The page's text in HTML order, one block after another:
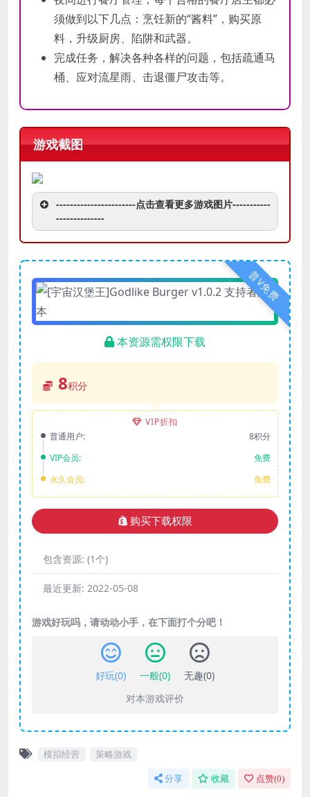
须做到以下几点：烹饪新的“酱料”，购买原
料，升级厨房、陷阱和武器。
完成任务，解决各种各样的问题，包括疏通马
桶、应对流星雨、击退僵尸攻击等。
游戏截图
-----------------------点击查看更多游戏图片-----------
--------------
普V免费
本资源需权限下载
8积分
VIP折扣
普通用户:
8积分
VIP会员:
免费
永久会员:
免费
购买下载权限
包含资源: (1个)
最近更新: 2022-05-08
游戏好玩吗，请动动小手，在下面打个分吧！
好玩(0) 一般(0) 无趣(0)
对本游戏评价
模拟经营 策略游戏
分享 收藏 点赞(0)